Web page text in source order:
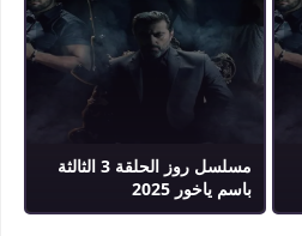
مسلسل روز الحلقة 3 الثالثة
باسم ياخور 2025